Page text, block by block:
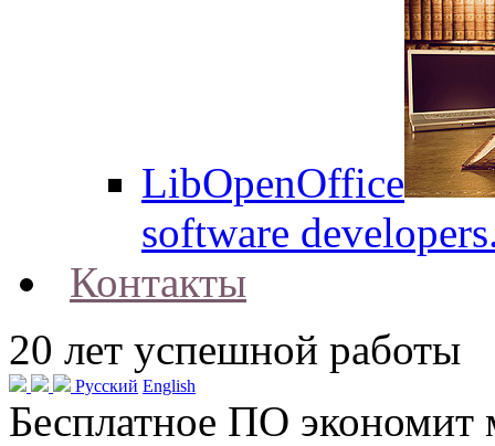
LibOpenOffice
software
Контакты
20 лет успешной работы
Русский English
Бесплатное ПО